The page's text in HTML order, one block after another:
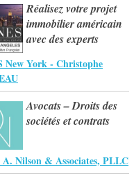
Réalisez votre projet
immobilier américain
avec des experts
New York - Christophe
Avocats – Droits des
sociétés et contrats
Nilson & Associates, PLLC